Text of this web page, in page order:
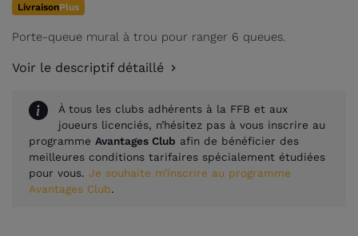
(1 avis)
LivraisonPlus
Porte-queue mural à trou pour ranger 6 queues.
Voir le descriptif détaillé
À tous les clubs adhérents à la FFB et aux
joueurs licenciés, n’hésitez pas à vous inscrire au
programme Avantages Club afin de bénéficier des
meilleures conditions tarifaires spécialement étudiées
pour vous. Je souhaite m’inscrire au programme
Avantages Club.